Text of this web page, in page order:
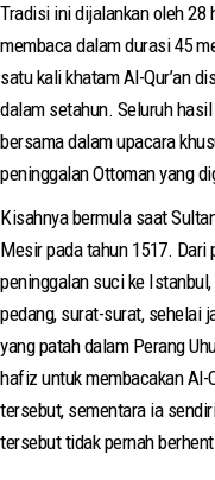
Tradisi ini dijalankan oleh 28
membaca dalam durasi 45
satu kali khatam Al-Qur’an
dalam setahun. Seluruh
bersama dalam upacara
peninggalan Ottoman yang
Kisahnya bermula saat
Mesir pada tahun 1517. Dari
peninggalan suci ke
pedang, surat-surat, sehelai
yang patah dalam Perang
hafiz untuk membacakan Al-
tersebut, sementara ia
tersebut tidak pernah